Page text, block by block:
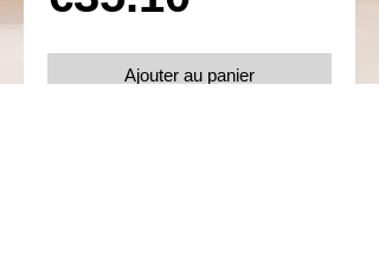
Ajouter au panier